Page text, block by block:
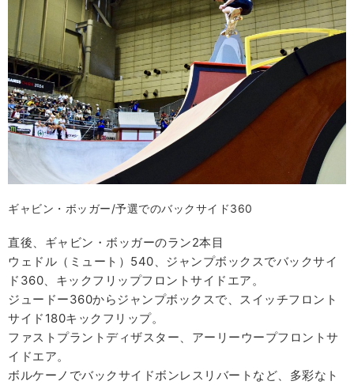
ギャビン・ボッガー/予選でのバックサイド360
直後、ギャビン・ボッガーのラン2本目
ウェドル（ミュート）540、ジャンプボックスでバックサイ
ド360、キックフリップフロントサイドエア。
ジュードー360からジャンプボックスで、スイッチフロント
サイド180キックフリップ。
ファストプラントディザスター、アーリーウープフロントサ
イドエア。
ボルケーノでバックサイドボンレスリバートなど、多彩なト